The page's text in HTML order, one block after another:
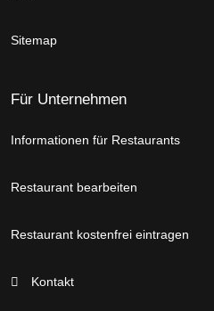
Sitemap
Für Unternehmen
Informationen für Restaurants
Restaurant bearbeiten
Restaurant kostenfrei eintragen
Kontakt